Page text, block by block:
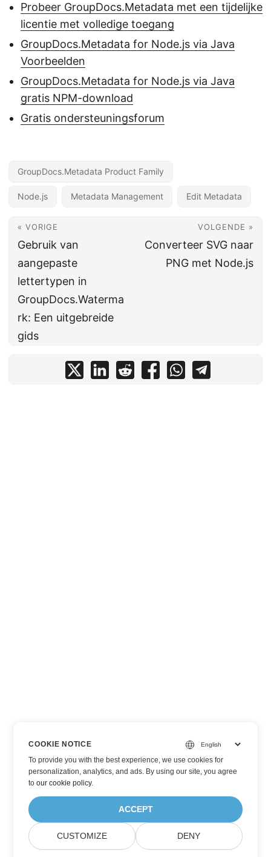
Probeer GroupDocs.Metadata met een tijdelijke
licentie met volledige toegang
GroupDocs.Metadata for Node.js via Java
Voorbeelden
GroupDocs.Metadata for Node.js via Java
gratis NPM-download
Gratis ondersteuningsforum
GroupDocs.Metadata Product Family
Node.js Metadata Management Edit Metadata
« VORIGE
Gebruik van
aangepaste
lettertypen in
GroupDocs.Waterma
rk: Een uitgebreide
gids
VOLGENDE »
Converteer SVG naar
PNG met Node.js
COOKIE NOTICE
To provide you with the best experience, we use cookies for
personalization, analytics, and ads. By using our site, you agree
toour cookie policy.
ACCEPT
CUSTOMIZE DENY